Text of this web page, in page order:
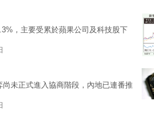
，主要受累於蘋果公司及科技股下
未正式進入協商階段，內地已連番推